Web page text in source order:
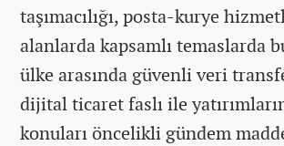
taşımacılığı, posta-kurye
alanlarda kapsamlı temaslarda
ülke arasında güvenli veri
dijital ticaret faslı ile
konuları öncelikli gündem